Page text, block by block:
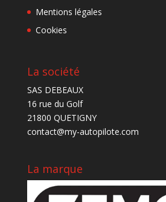
Mentions légales
Cookies
La société
SAS DEBEAUX
16 rue du Golf
21800 QUETIGNY
contact@my-autopilote.com
La marque